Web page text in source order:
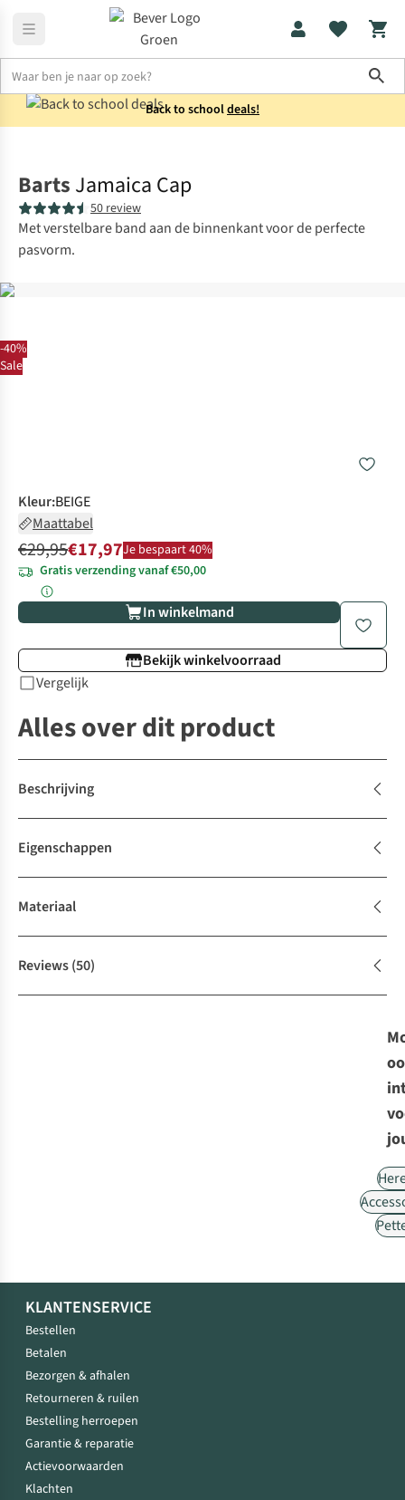
Back to schooldeals!
-40%
Sale
Barts Jamaica Cap
50 review
Met verstelbare band aan de binnenkant voor de perfecte
pasvorm.
Kleur:BEIGE
Maattabel
€29,95€17,97Je bespaart 40%
Gratis verzending vanaf €50,00
In winkelmand
Bekijk winkelvoorraad
Vergelijk
Alles over dit product
Beschrijving
Eigenschappen
Materiaal
Reviews(50)
KLANTENSERVICE
Bestellen
Betalen
Bezorgen & afhalen
Retourneren & ruilen
Bestelling herroepen
Garantie & reparatie
Actievoorwaarden
Klachten